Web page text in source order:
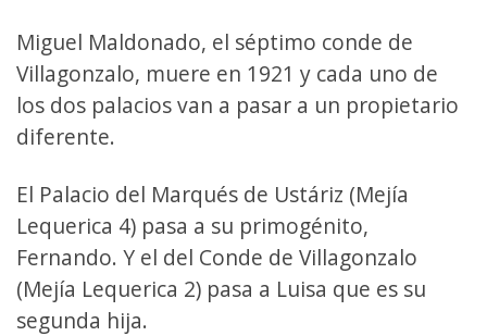
Miguel Maldonado, el séptimo conde de
Villagonzalo, muere en 1921 y cada uno de
los dos palacios van a pasar a un propietario
diferente.
El Palacio del Marqués de Ustáriz (Mejía
Lequerica 4) pasa a su primogénito,
Fernando. Y el del Conde de Villagonzalo
(Mejía Lequerica 2) pasa a Luisa que es su
segunda hija.